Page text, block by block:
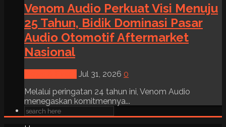
Venom Audio Perkuat Visi Menuju
25 Tahun, Bidik Dominasi Pasar
Audio Otomotif Aftermarket
Nasional
Jul 31, 2026 0
Melalui peringatan 24 tahun ini, Venom Audio
menegaskan komitmennya...